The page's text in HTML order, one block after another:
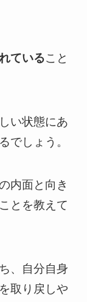
ていること
い状態にあ
でしょう。
内面と向き
とを教えて
、自分自身
取り戻しや